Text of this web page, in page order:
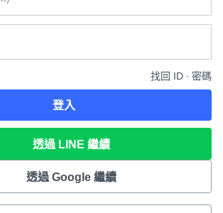
找回 ID ∙ 密碼
登入
透過 LINE 繼續
透過 Google 繼續